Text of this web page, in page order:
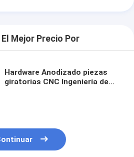
Mejor Precio Por
Hardware Anodizado piezas
giratorias CNC Ingeniería de